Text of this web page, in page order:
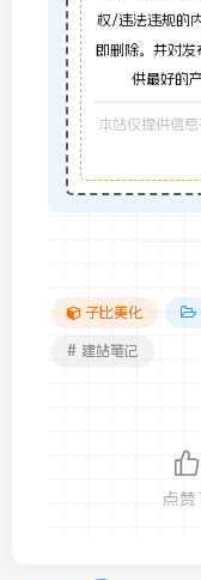
权/违法违规的
即删除。并对
供最好的
本站仅提供信
子比美化
# 建站笔记
点赞